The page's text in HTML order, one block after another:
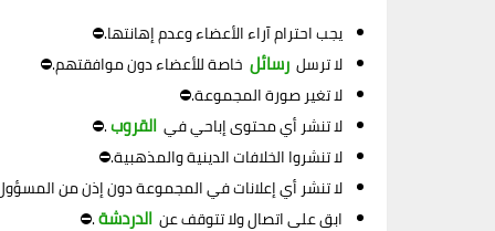
يجب احترام آراء الأعضاء وعدم إهانتها.⛔
لا ترسل رسائل خاصة للأعضاء دون موافقتهم.⛔
لا تغير صورة المجموعة.⛔
لا تنشر أي محتوى إباحي في القروب.⛔
لا تنشروا الخلافات الدينية والمذهبية.⛔
لا تنشر أي إعلانات في المجموعة دون إذن من
ابق على اتصال ولا تتوقف عن الدردشة.⛔